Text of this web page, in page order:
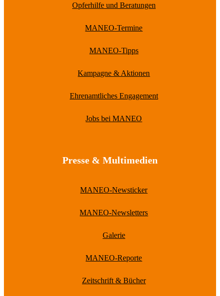
Opferhilfe und Beratungen
MANEO-Termine
MANEO-Tipps
Kampagne & Aktionen
Ehrenamtliches Engagement
Jobs bei MANEO
Presse & Multimedien
MANEO-Newsticker
MANEO-Newsletters
Galerie
MANEO-Reporte
Zeitschrift & Bücher